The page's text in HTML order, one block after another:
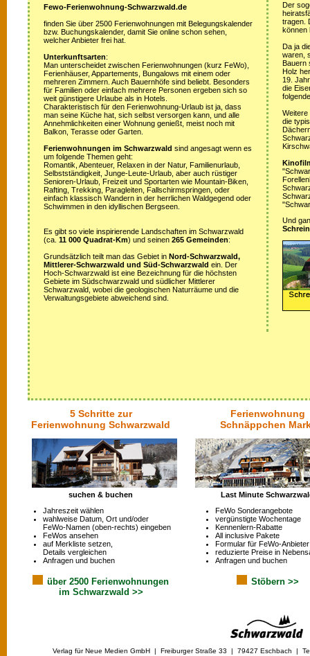
Fewo-Ferienwohnung-Schwarzwald.de
finden Sie über 2500 Ferienwohnungen mit Belegungskalender
bzw. Buchungskalender, damit Sie online schon sehen,
welcher Anbieter frei hat.
Unterkunftsarten:
Man unterscheidet zwischen Ferienwohnungen (kurz FeWo),
Ferienhäuser, Appartements, Bungalows mit einem oder
mehreren Zimmern. Auch Bauernhöfe sind beliebt. Besonders
für Familien oder einfach mehrere Personen ergeben sich so
weit günstigere Urlaube als in Hotels.
Charakteristisch für den Ferienwohnung-Urlaub ist ja, dass
man seine Küche hat, sich selbst versorgen kann, und alle
Annehmlichkeiten einer Wohnung genießt, meist noch mit
Balkon, Terasse oder Garten.
Ferienwohnungen im Schwarzwald sind angesagt wenn es
um folgende Themen geht:
Romantik, Abenteuer, Relaxen in der Natur, Familienurlaub,
Selbstständigkeit, Junge-Leute-Urlaub, aber auch rüstiger
Senioren-Urlaub, Freizeit und Sportarten wie Mountain-Biken,
Rafting, Trekking, Paragleiten, Fallschirmspringen, oder
einfach klassisch Wandern in der herrlichen Waldgegend oder
Schwimmen in den idyllischen Bergseen.
Es gibt so viele inspirierende Landschaften im Schwarzwald
(ca. 11 000 Quadrat-Km) und seinen 265 Gemeinden:
Grundsätzlich teilt man das Gebiet in Nord-Schwarzwald,
Mittlerer-Schwarzwald und Süd-Schwarzwald ein. Der
Hoch-Schwarzwald ist eine Bezeichnung für die höchsten
Gebiete im Südschwarzwald und südlicher Mittlerer
Schwarzwald, wobei die geologischen Naturräume und die
Verwaltungsgebiete abweichend sind.
Der
tragen.
können
Da ja
waren,
Bauern
Holz
19.
die
Weitere
die
Und
5 Schritte zur
Ferienwohnung Schwarzwald
Ferienwohnung
Schnäppchen
suchen & buchen
Jahreszeit wählen
wahlweise Datum, Ort und/oder
FeWo-Namen (oben-rechts) eingeben
FeWos ansehen
auf Merkliste setzen,
Details vergleichen
Anfragen und buchen
über 2500 Ferienwohnungen
im Schwarzwald >>
Last Minute
FeWo Sonderangebote
vergünstigte Wochentage
Kennenlern-Rabatte
All inclusive Pakete
Formular für FeWo-Anbieter
reduzierte Preise in
Anfragen und buchen
Stöbern >>
Verlag für Neue Medien GmbH | Freiburger Straße 33 | 79427 Eschbach |